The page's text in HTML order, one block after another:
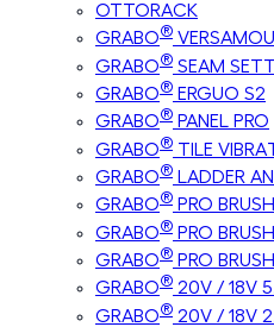
OTTORACK
GRABO®
GRABO® SEAM
GRABO® ERGUO S2
GRABO® PANEL PRO
GRABO® TILE
GRABO® LADDER
GRABO® PRO
GRABO® PRO
GRABO® PRO
GRABO® 20V / 18V
GRABO® 20V / 18V